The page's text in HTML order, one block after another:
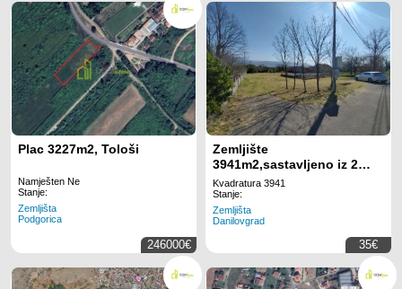
Plac 3227m2, Tološi
Namješten Ne
Stanje:
Zemljišta
Podgorica
246000€
Zemljište
3941m2,sastavljeno iz 2
parcele, Kosić, Danilovgrad
Kvadratura 3941
Stanje:
Zemljišta
Danilovgrad
35€